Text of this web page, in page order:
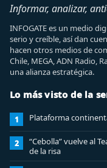
Informar, analizar,
INFOGATE es un medio
serio y creíble, así dan
hacen otros medios de
Chile, MEGA, ADN Radio,
una alianza estratégica.
Lo más visto de la
1 Plataforma
2
“Cebolla” vuelve al
de la risa